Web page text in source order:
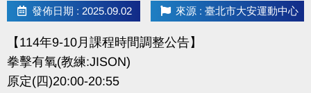
發佈日期 : 2025.09.02 來源 : 臺北市大安運動中心
【114年9-10月課程時間調整公告】
拳擊有氧(教練:JISON)
原定(四)20:00-20:55